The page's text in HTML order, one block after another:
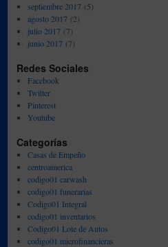
septiembre 2017 (5)
agosto 2017 (2)
julio 2017 (7)
junio 2017 (7)
Redes Sociales
Facebook
Twitter
Pinterest
Youtube
Categorías
Casas de Empeño
centroamerica
codigo01 carwash
codigo01 funerarias
Codigo01 Integral
codigo01 inventarios
Codigo01 Lote de Autos
codigo01 microfinancieras